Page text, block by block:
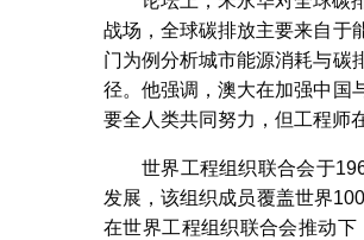
战场，全球碳排放主要来自于
门为例分析城市能源消耗与碳
径。他强调，澳大在加强中国
要全人类共同努力，但工程师
世界工程组织联合会于
发展，该组织成员覆盖世界
在世界工程组织联合会推动下